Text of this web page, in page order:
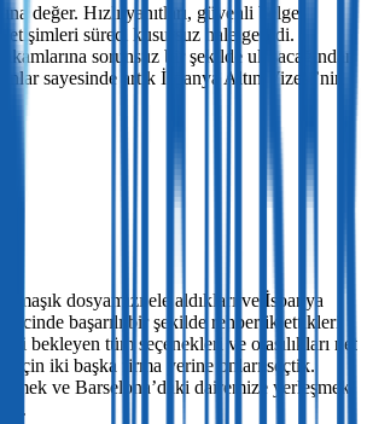
değer. Hızlı yanıtları, güvenli belge
süreci kusursuz hale getirdi.
sorunsuz bir şekilde ulaşacağından
sayesinde artık İspanya Altın Vizesi’nin
dosyamızı ele aldıkları ve İspanya
başarılı bir şekilde rehberlik ettikleri
bekleyen tüm seçenekleri ve olasılıkları net
için iki başka firma yerine onları seçtik.
ve Barselona’daki dairemize yerleşmek